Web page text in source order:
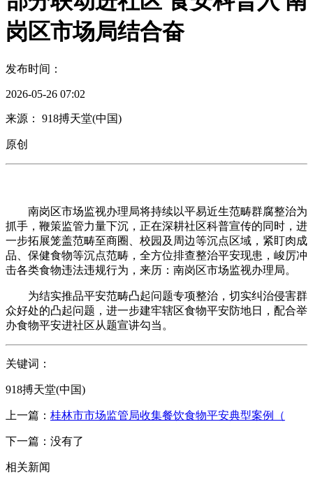
岗区市场局结合奋
发布时间：
2026-05-26 07:02
来源： 918搏天堂(中国)
原创
南岗区市场监视办理局将持续以平易近生范畴群腐整治为
抓手，鞭策监管力量下沉，正在深耕社区科普宣传的同时，进
一步拓展笼盖范畴至商圈、校园及周边等沉点区域，紧盯肉成
品、保健食物等沉点范畴，全方位排查整治平安现患，峻厉冲
击各类食物违法违规行为，来历：南岗区市场监视办理局。
为结实推品平安范畴凸起问题专项整治，切实纠治侵害群
众好处的凸起问题，进一步建牢辖区食物平安防地日，配合举
办食物平安进社区从题宣讲勾当。
关键词：
918搏天堂(中国)
上一篇： 桂林市市场监管局收集餐饮食物平安典型案例（
下一篇：没有了
相关新闻